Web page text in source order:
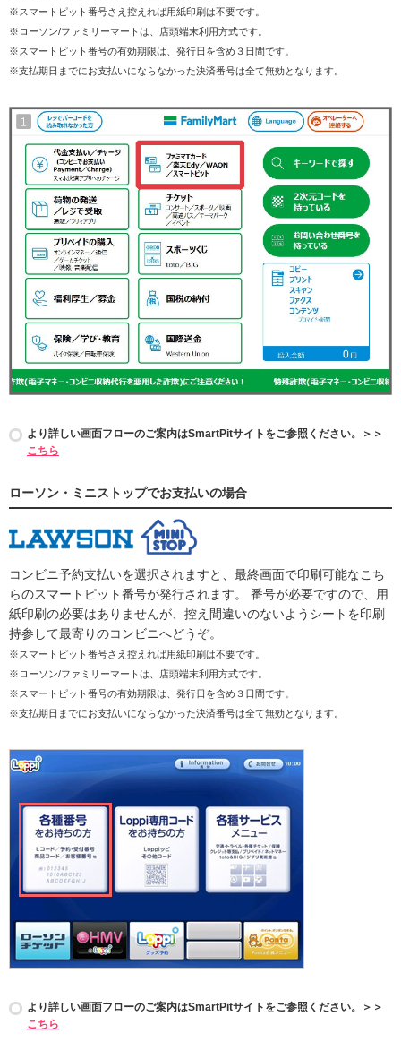
※スマートピット番号さえ控えれば用紙印刷は不要です。
※ローソン/ファミリーマートは、店頭端末利用方式です。
※スマートピット番号の有効期限は、発行日を含め３日間です。
※支払期日までにお支払いにならなかった決済番号は全て無効となります。
より詳しい画面フローのご案内はSmartPitサイトをご参照ください。＞＞
こちら
ローソン・ミニストップでお支払いの場合
コンビニ予約支払いを選択されますと、最終画面で印刷可能なこち
らのスマートピット番号が発行されます。 番号が必要ですので、用
紙印刷の必要はありませんが、控え間違いのないようシートを印刷
持参して最寄りのコンビニへどうぞ。
※スマートピット番号さえ控えれば用紙印刷は不要です。
※ローソン/ファミリーマートは、店頭端末利用方式です。
※スマートピット番号の有効期限は、発行日を含め３日間です。
※支払期日までにお支払いにならなかった決済番号は全て無効となります。
より詳しい画面フローのご案内はSmartPitサイトをご参照ください。＞＞
こちら